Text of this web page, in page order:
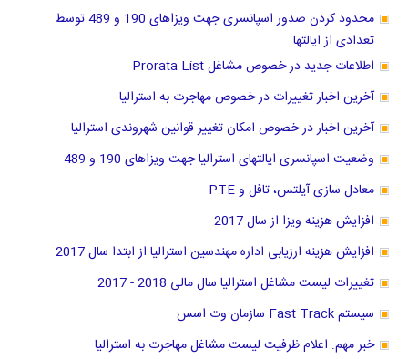
محدود کردن صدور اسپانسری جهت ویزاهای 190 و 489 توسط
تعدادی از ایالتها
اطلاعات جدید در خصوص مشاغل Prorata List
آخرین اخبار تغییرات در خصوص مهاجرت به استرالیا
آخرین اخبار در خصوص امکان تغییر قوانین شهروندی استرالیا
وضعیت اسپانسری ایالتهای استرالیا جهت ویزاهای 190 و 489
معادل سازی آیلتس، تافل و PTE
افزایش هزینه ویزا از سال 2017
افزایش هزینه ارزیابی اداره مهندسین استرالیا از ابتدا سال 2017
تغییرات لیست مشاغل استرالیا سال مالی 2018 - 2017
سیستم Fast Track سازمان وت اسس
خبر مهم: اعلام ظرفیت لیست مشاغل مهاجرت به استرالیا